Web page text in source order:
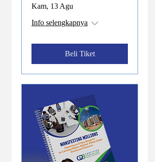
Kam, 13 Agu
Info selengkapnya
Beli Tiket